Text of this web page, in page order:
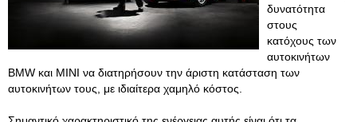
δυνατότητα
στους
κατόχους των
αυτοκινήτων
ΒMW και MINI να διατηρήσουν την άριστη κατάσταση των
αυτοκινήτων τους, με ιδιαίτερα χαμηλό κόστος.